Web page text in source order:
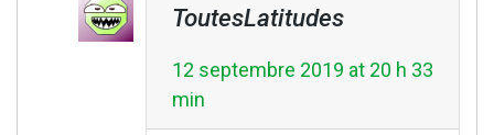
ToutesLatitudes
12 septembre 2019 at 20 h 33
min